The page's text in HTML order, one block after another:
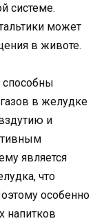
системе.
может
в животе.
способны
в желудке
и
является
что
особенно
напитков